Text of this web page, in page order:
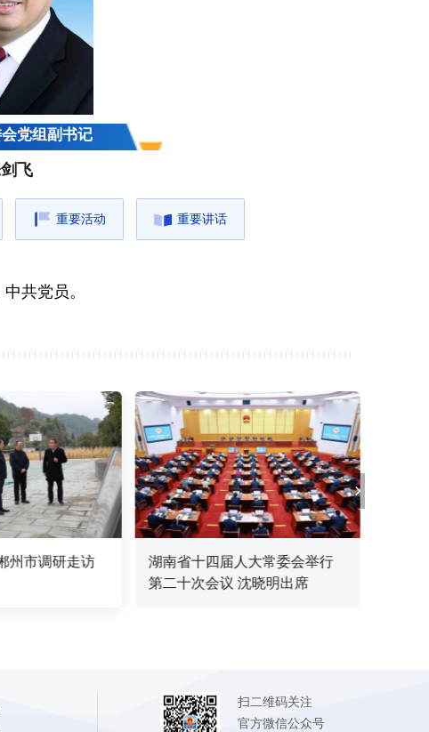
党组副书记
飞
重要活动 重要讲话
共党员。
州市调研走访
湖南省十四届人大常委会举行
第二十次会议 沈晓明出席
扫二维码关注
官方微信公众号